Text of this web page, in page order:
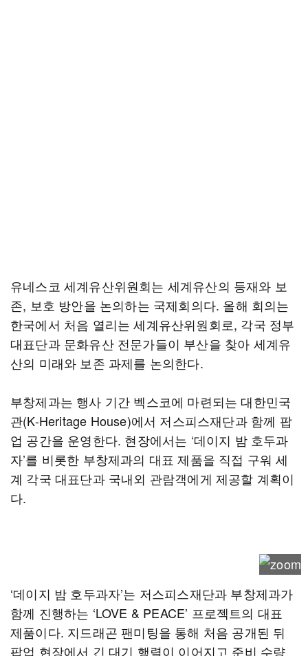
유네스코 세계유산위원회는 세계유산의 등재와 보
존, 보호 방안을 논의하는 국제회의다. 올해 회의는
한국에서 처음 열리는 세계유산위원회로, 각국 정부
대표단과 문화유산 전문가들이 부산을 찾아 세계유
산의 미래와 보존 과제를 논의한다.
부창제과는 행사 기간 벡스코에 마련되는 대한민국
관(K-Heritage House)에서 저스피스재단과 함께 팝
업 공간을 운영한다. 현장에서는 ‘데이지 밤 호두과
자’를 비롯한 부창제과의 대표 제품을 직접 구워 세
계 각국 대표단과 국내외 관람객에게 제공할 계획이
다.
‘데이지 밤 호두과자’는 저스피스재단과 부창제과가
함께 진행하는 ‘LOVE & PEACE’ 프로젝트의 대표
제품이다. 지드래곤 팬미팅을 통해 처음 공개된 뒤
팝업 현장에서 긴 대기 행렬이 이어지고 준비 수량